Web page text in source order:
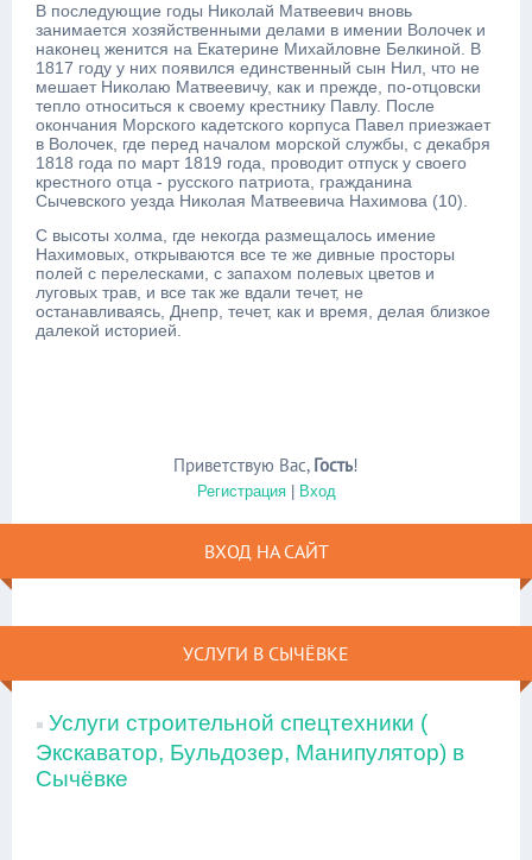
В последующие годы Николай Матвеевич вновь
занимается хозяйственными делами в имении Волочек и
наконец женится на Екатерине Михайловне Белкиной. В
1817 году у них появился единственный сын Нил, что не
мешает Николаю Матвеевичу, как и прежде, по-отцовски
тепло относиться к своему крестнику Павлу. После
окончания Морского кадетского корпуса Павел приезжает
в Волочек, где перед началом морской службы, с декабря
1818 года по март 1819 года, проводит отпуск у своего
крестного отца - русского патриота, гражданина
Сычевского уезда Николая Матвеевича Нахимова (10).
С высоты холма, где некогда размещалось имение
Нахимовых, открываются все те же дивные просторы
полей с перелесками, с запахом полевых цветов и
луговых трав, и все так же вдали течет, не
останавливаясь, Днепр, течет, как и время, делая близкое
далекой историей.
Приветствую Вас, Гость!
Регистрация| Вход
ВХОД НА САЙТ
УСЛУГИ В СЫЧЁВКЕ
Услуги строительной спецтехники (
Экскаватор, Бульдозер, Манипулятор) в
Сычёвке